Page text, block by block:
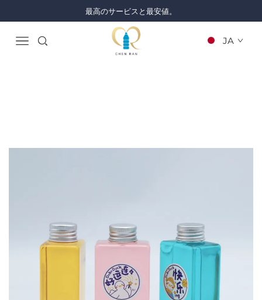
最高のサービスと最安値。
JA